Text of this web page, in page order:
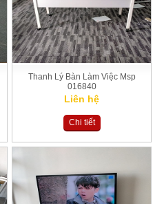
Thanh Lý Bàn Làm Việc Msp
016840
Liên hệ
Chi tiết